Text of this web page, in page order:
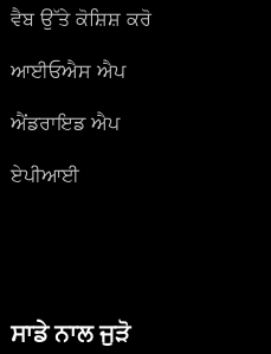
ਵੈਬ ਉੱਤੇ ਕੋਸ਼ਿਸ਼ ਕਰੋ
ਆਈਓਐਸ ਐਪ
ਐਂਡਰਾਇਡ ਐਪ
ਏਪੀਆਈ
ਸਾਡੇ ਨਾਲ ਜੁੜੋ